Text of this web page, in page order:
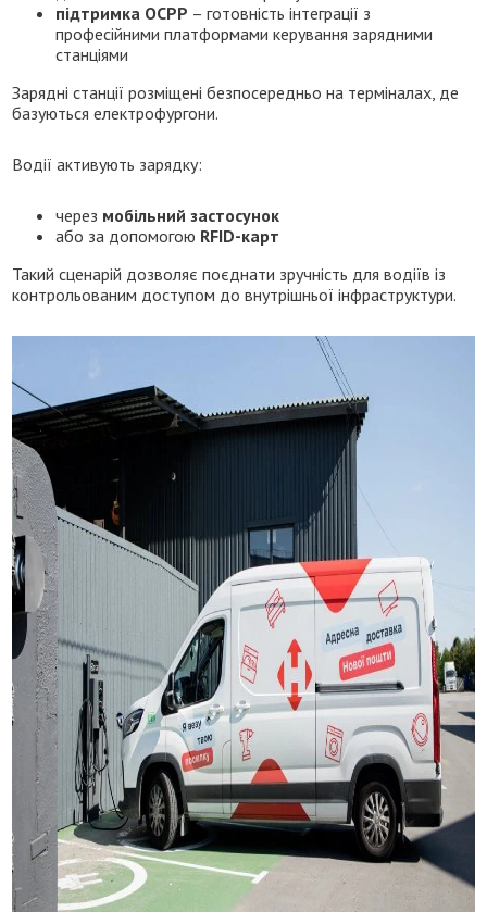
підтримка OCPP – готовність інтеграції з
професійними платформами керування зарядними
станціями
Зарядні станції розміщені безпосередньо на терміналах, де
базуються електрофургони.
Водії активують зарядку:
через мобільний застосунок
або за допомогою RFID-карт
Такий сценарій дозволяє поєднати зручність для водіїв із
контрольованим доступом до внутрішньої інфраструктури.